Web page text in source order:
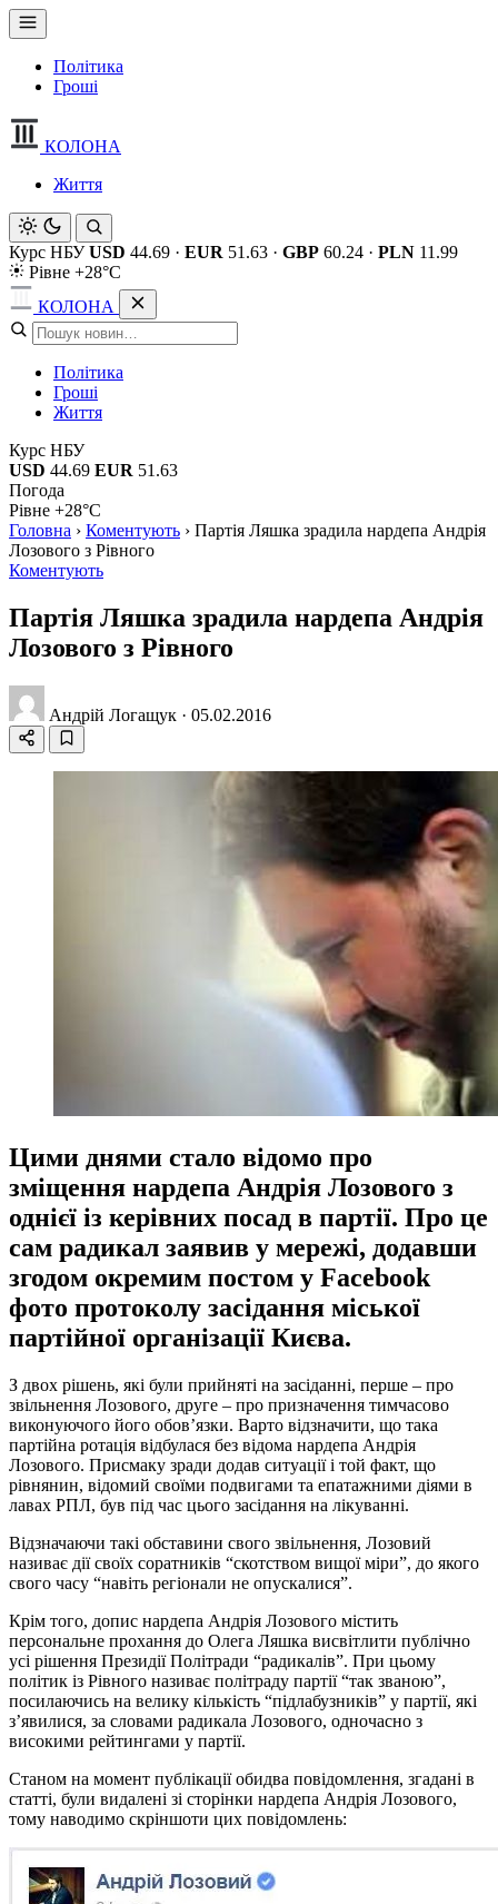
Політика
Гроші
КОЛОНА
Життя
Курс НБУ USD 44.69 · EUR 51.63 · GBP 60.24 · PLN 11.99
Рівне +28°C
КОЛОНА
Політика
Гроші
Життя
Курс НБУ
USD 44.69 EUR 51.63
Погода
Рівне +28°C
Головна › Коментують › Партія Ляшка зрадила нардепа Андрія
Лозового з Рівного
Коментують
Партія Ляшка зрадила нардепа Андрія
Лозового з Рівного
Андрій Логащук · 05.02.2016
Цими днями стало відомо про
зміщення нардепа Андрія Лозового з
однієї із керівних посад в партії. Про це
сам радикал заявив у мережі, додавши
згодом окремим постом у Facebook
фото протоколу засідання міської
партійної організації Києва.
З двох рішень, які були прийняті на засіданні, перше – про
звільнення Лозового, друге – про призначення тимчасово
виконуючого його обов’язки. Варто відзначити, що така
партійна ротація відбулася без відома нардепа Андрія
Лозового. Присмаку зради додав ситуації і той факт, що
рівнянин, відомий своїми подвигами та епатажними діями в
лавах РПЛ, був під час цього засідання на лікуванні.
Відзначаючи такі обставини свого звільнення, Лозовий
називає дії своїх соратників “скотством вищої міри”, до якого
свого часу “навіть регіонали не опускалися”.
Крім того, допис нардепа Андрія Лозового містить
персональне прохання до Олега Ляшка висвітлити публічно
усі рішення Президії Політради “радикалів”. При цьому
політик із Рівного називає політраду партії “так званою”,
посилаючись на велику кількість “підлабузників” у партії, які
з’явилися, за словами радикала Лозового, одночасно з
високими рейтингами у партії.
Станом на момент публікації обидва повідомлення, згадані в
статті, були видалені зі сторінки нардепа Андрія Лозового,
тому наводимо скріншоти цих повідомлень: